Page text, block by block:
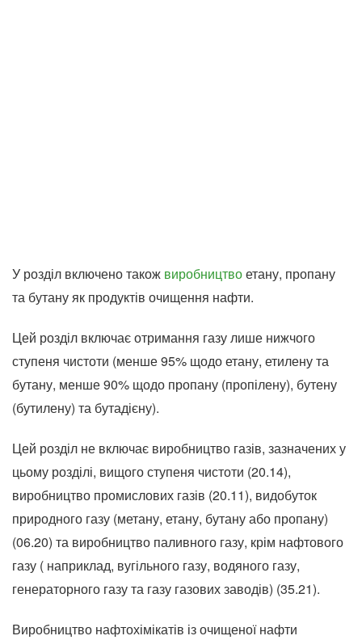
У розділ включено також виробництвоетану, пропану
та бутану як продуктів очищення нафти.
Цей розділ включає отримання газу лише нижчого
ступеня чистоти (менше 95% щодо етану, етилену та
бутану, менше 90% щодо пропану (пропілену), бутену
(бутилену) та бутадієну).
Цей розділ не включає виробництво газів, зазначених у
цьому розділі, вищого ступеня чистоти (20.14),
виробництво промислових газів (20.11), видобуток
природного газу (метану, етану, бутану або пропану)
(06.20) та виробництво паливного газу, крім нафтового
газу ( наприклад, вугільного газу, водяного газу,
генераторного газу та газу газових заводів) (35.21).
Виробництво нафтохімікатів із очищеної нафти